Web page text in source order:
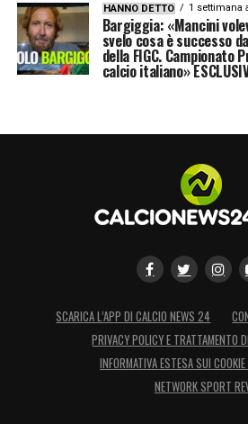
HANNO DETTO 1 settimana
Bargiggia: «Mancini
svelo cosa è successo
della FIGC. Campionato
calcio italiano»
SCARICA L’APP DI CALCIO NEWS 24
PRIVACY POLICY E TRATTAMENTO
INFORMATIVA ESTESA SUI
NETWORK SPORT